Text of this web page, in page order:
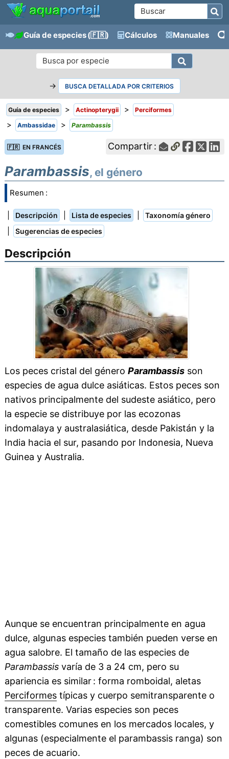
Guía de especies(🇫🇷) Cálculos Manuales
→ BUSCA DETALLADA POR CRITERIOS
Guía de especies > Actinopterygii > Perciformes
> Ambassidae > Parambassis
🇫🇷 EN FRANCÉS Compartir :
Parambassis, el género
Resumen :
Descripción Lista de especies Taxonomía género
Sugerencias de especies
Descripción
Los peces cristal del género Parambassisson
especies de agua dulce asiáticas. Estos peces son
nativos principalmente del sudeste asiático, pero
la especie se distribuye por las ecozonas
indomalaya y australasiática, desde Pakistán y la
India hacia el sur, pasando por Indonesia, Nueva
Guinea y Australia.
Aunque se encuentran principalmente en agua
dulce, algunas especies también pueden verse en
agua salobre. El tamaño de las especies de
Parambassisvaría de 3 a 24 cm, pero su
apariencia es similar : forma romboidal, aletas
Perciformestípicas y cuerpo semitransparente o
transparente. Varias especies son peces
comestibles comunes en los mercados locales, y
algunas (especialmente el parambassis ranga) son
peces de acuario.